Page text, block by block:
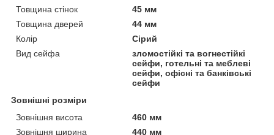
Товщина стінок
45 мм
Товщина дверей
44 мм
Колір
Сірий
Вид сейфа
зломостійкі та вогнестійкі
сейфи, готельні та меблеві
сейфи, офісні та банківські
сейфи
Зовнішні розміри
Зовнішня висота
460 мм
Зовнішня ширина
440 мм